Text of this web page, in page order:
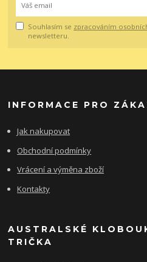
Souhlasím se zpracováním
newsletteru.
INFORMACE PRO
Jak nakupovat
Obchodní podmínky
Vrácení a výměna zboží
Kontakty
AUSTRALSKÉ
TRIČKA